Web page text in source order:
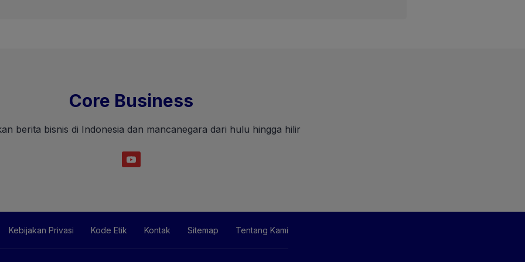
Core Business
berita bisnis di Indonesia dan mancanegara dari hulu hingga hilir
Kebijakan Privasi Kode Etik Kontak Sitemap Tentang Kami